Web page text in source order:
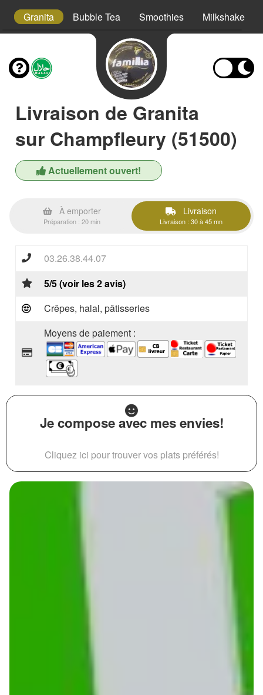
Granita Bubble Tea Smoothies Milkshake
Livraison de Granita
sur Champfleury (51500)
Actuellement ouvert!
À emporter
Préparation : 20 min
Livraison
Livraison : 30 à 45 mn
03.26.38.44.07
5/5 (voir les 2 avis)
Crêpes, halal, pâtisseries
Moyens de paiement :
Je compose avec mes envies!
Cliquez ici pour trouver vos plats préférés!